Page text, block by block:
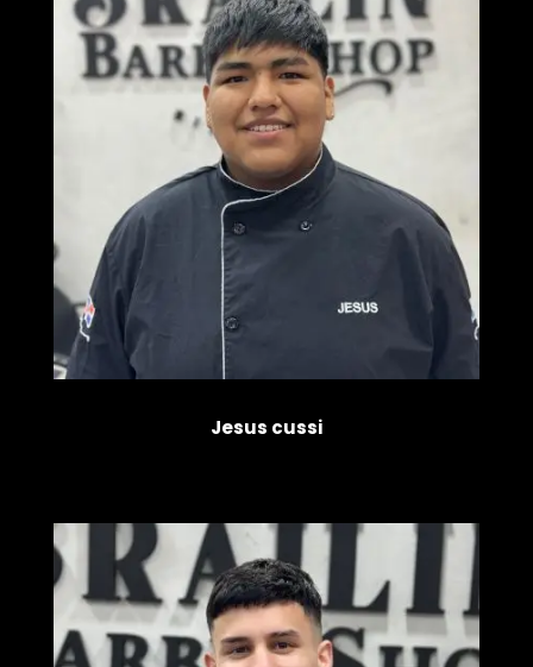
Jesus cussi